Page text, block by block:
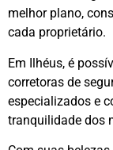
melhor plano,
cada proprietário.
Em Ilhéus, é
corretoras de
especializados e
tranquilidade dos